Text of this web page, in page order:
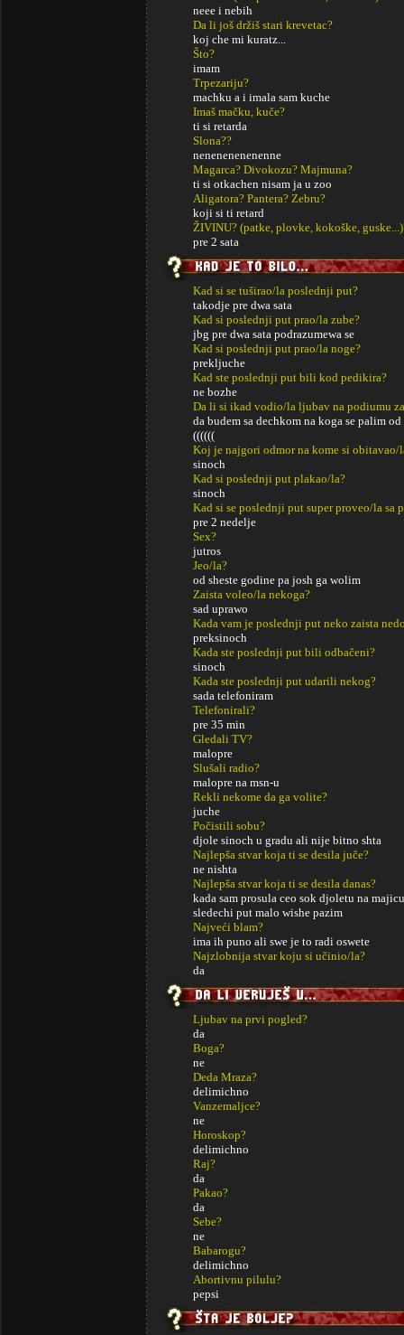
neee i nebih
Da li još držiš stari krevetac?
koj che mi kuratz...
Što?
imam
Trpezariju?
machku a i imala sam kuche
Imaš mačku, kuče?
ti si retarda
Slona??
nenenenenenenne
Magarca? Divokozu? Majmuna?
ti si otkachen nisam ja u zoo
Aligatora? Pantera? Zebru?
koji si ti retard
ŽIVINU? (patke, plovke, kokoške,
pre 2 sata
Kad si se tuširao/la poslednji put?
takodje pre dwa sata
Kad si poslednji put prao/la zube?
jbg pre dwa sata podrazumewa se
Kad si poslednji put prao/la noge?
prekljuche
Kad ste poslednji put bili kod pedikira?
ne bozhe
Da li si ikad vodio/la ljubav na podiumu
da budem sa dechkom na koga se palim
((((((
Koj je najgori odmor na kome si obitavao/
sinoch
Kad si poslednji put plakao/la?
sinoch
Kad si se poslednji put super proveo/la sa
pre 2 nedelje
Sex?
jutros
Jeo/la?
od sheste godine pa josh ga wolim
Zaista voleo/la nekoga?
sad uprawo
Kada vam je poslednji put neko zaista
preksinoch
Kada ste poslednji put bili odbačeni?
sinoch
Kada ste poslednji put udarili nekog?
sada telefoniram
Telefonirali?
pre 35 min
Gledali TV?
malopre
Slušali radio?
malopre na msn-u
Rekli nekome da ga volite?
juche
Počistili sobu?
djole sinoch u gradu ali nije bitno shta
Najlepša stvar koja ti se desila juče?
ne nishta
Najlepša stvar koja ti se desila danas?
kada sam prosula ceo sok djoletu na
sledechi put malo wishe pazim
Najveći blam?
ima ih puno ali swe je to radi oswete
Najzlobnija stvar koju si učinio/la?
da
Ljubav na prvi pogled?
da
Boga?
ne
Deda Mraza?
delimichno
Vanzemaljce?
ne
Horoskop?
delimichno
Raj?
da
Pakao?
da
Sebe?
ne
Babarogu?
delimichno
Abortivnu pilulu?
pepsi